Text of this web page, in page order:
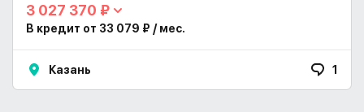
3 027 370 ₽
В кредит от 33 079 ₽ / мес.
Казань 1